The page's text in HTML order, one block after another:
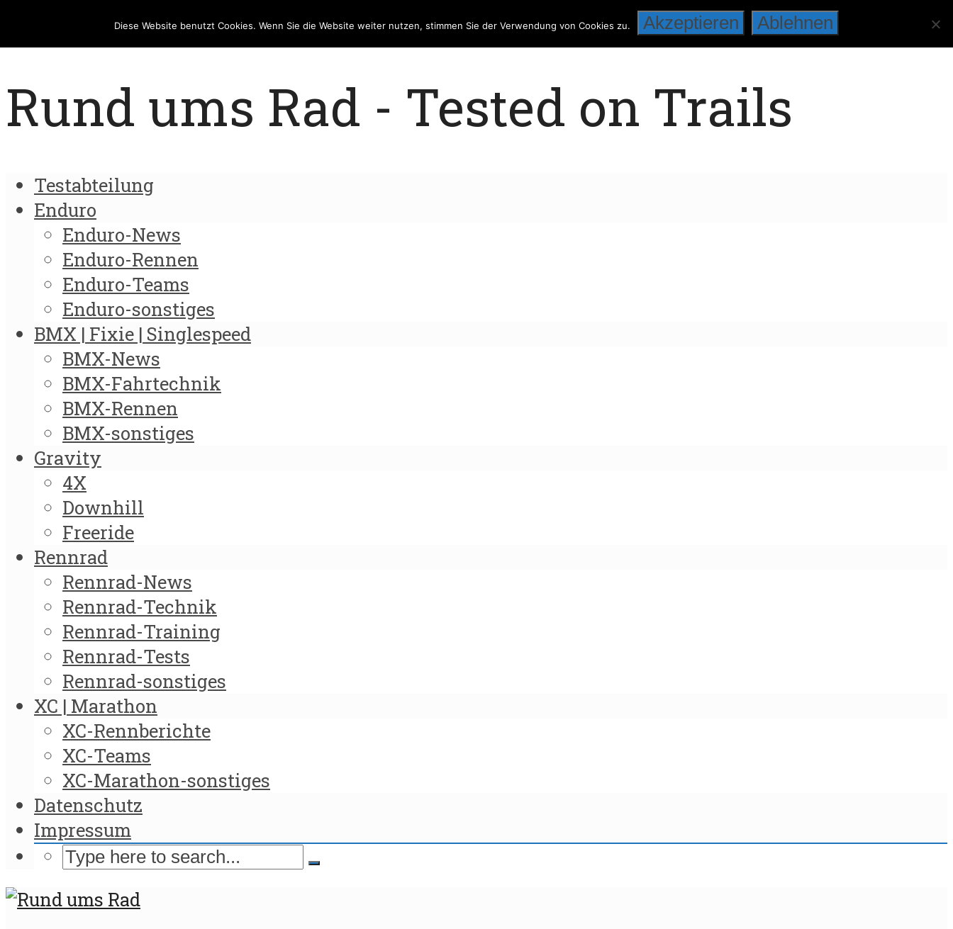
Rund ums Rad - Tested on Trails
Testabteilung
Enduro
Enduro-News
Enduro-Rennen
Enduro-Teams
Enduro-sonstiges
BMX | Fixie | Singlespeed
BMX-News
BMX-Fahrtechnik
BMX-Rennen
BMX-sonstiges
Gravity
4X
Downhill
Freeride
Rennrad
Rennrad-News
Rennrad-Technik
Rennrad-Training
Rennrad-Tests
Rennrad-sonstiges
XC | Marathon
XC-Rennberichte
XC-Teams
XC-Marathon-sonstiges
Datenschutz
Impressum
Diese Website benutzt Cookies. Wenn Sie die Website weiter nutzen, stimmen Sie der Verwendung von Cookies zu. Akzeptieren Ablehnen